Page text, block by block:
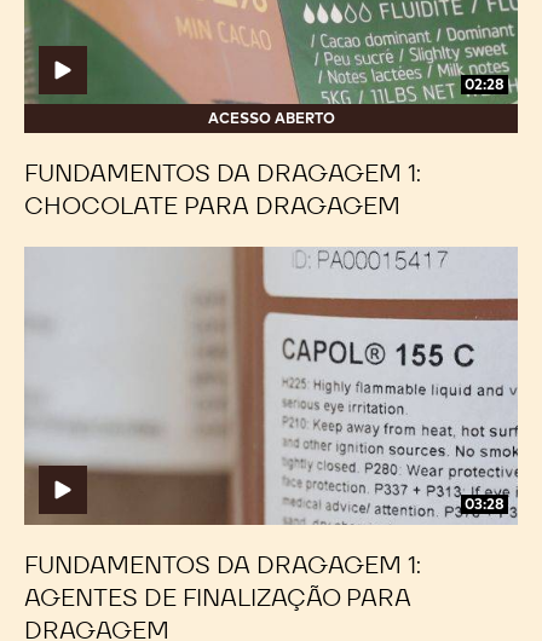
02:28
Dragagem
ACESSO ABERTO
FUNDAMENTOS DA DRAGAGEM 1:
CHOCOLATE PARA DRAGAGEM
Dragagem
03:28
Finalização
para
Dragagem
FUNDAMENTOS DA DRAGAGEM 1:
AGENTES DE FINALIZAÇÃO PARA
DRAGAGEM
Finalização
para
Dragagem